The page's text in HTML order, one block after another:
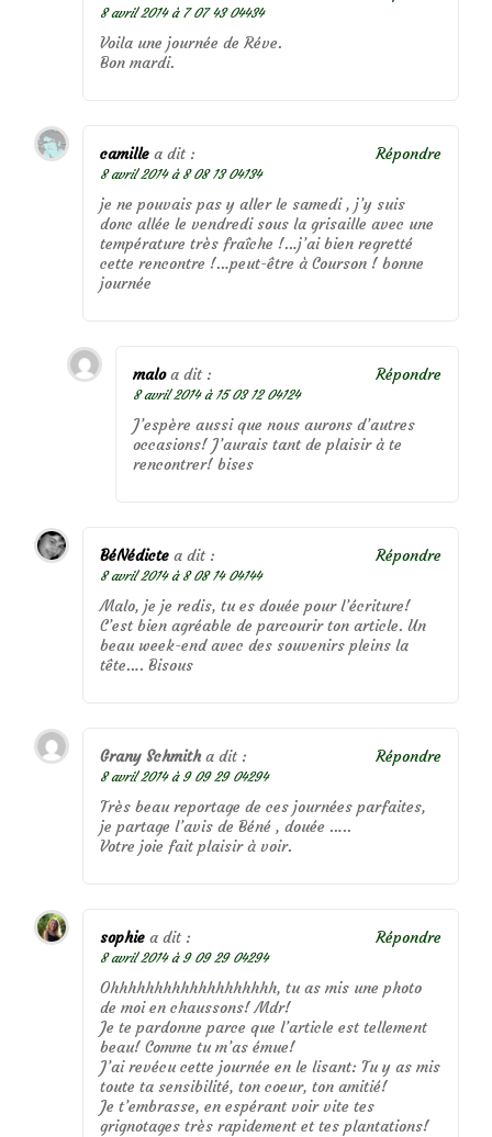
8 avril 2014 à 7 07 43 04434
Voila une journée de Réve.
Bon mardi.
camille a dit :
8 avril 2014 à 8 08 13 04134
je ne pouvais pas y aller le samedi , j’y suis
donc allée le vendredi sous la grisaille avec une
température très fraîche !…j’ai bien regretté
cette rencontre !…peut-être à Courson ! bonne
journée
Répondre
malo a dit :
8 avril 2014 à 15 03 12 04124
J’espère aussi que nous aurons d’autres
occasions! J’aurais tant de plaisir à te
rencontrer! bises
Répondre
BéNédicte a dit :
8 avril 2014 à 8 08 14 04144
Malo, je je redis, tu es douée pour l’écriture!
C’est bien agréable de parcourir ton article. Un
beau week-end avec des souvenirs pleins la
tête…. Bisous
Répondre
Grany Schmith a dit :
8 avril 2014 à 9 09 29 04294
Très beau reportage de ces journées parfaites,
je partage l’avis de Béné , douée …..
Votre joie fait plaisir à voir.
Répondre
sophie a dit :
8 avril 2014 à 9 09 29 04294
Ohhhhhhhhhhhhhhhhhhh, tu as mis une photo
de moi en chaussons! Mdr!
Je te pardonne parce que l’article est tellement
beau! Comme tu m’as émue!
J’ai revécu cette journée en le lisant: Tu y as mis
toute ta sensibilité, ton coeur, ton amitié!
Je t’embrasse, en espérant voir vite tes
grignotages très rapidement et tes plantations!
Répondre